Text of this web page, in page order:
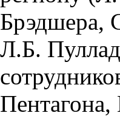
Брэдшера,
Л.Б.